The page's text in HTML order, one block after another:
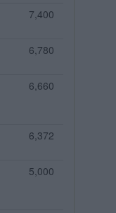
7,400
6,780
6,660
6,372
5,000